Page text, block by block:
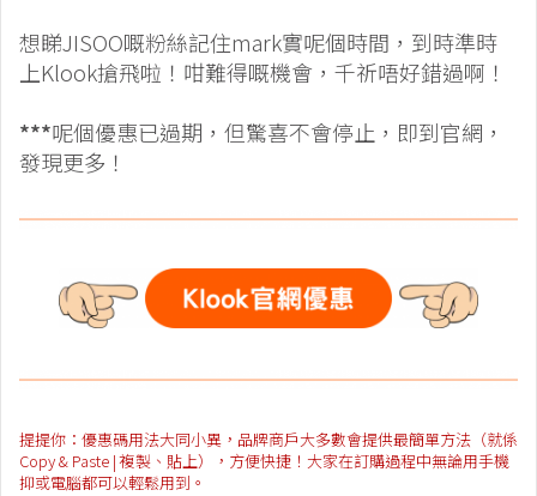
想睇JISOO嘅粉絲記住mark實呢個時間，到時準時
上Klook搶飛啦！咁難得嘅機會，千祈唔好錯過啊！
***呢個優惠已過期，但驚喜不會停止，即到官網，
發現更多！
提提你：優惠碼用法大同小異，品牌商戶大多數會提供最簡單方法（就係
Copy & Paste | 複製、貼上），方便快捷！大家在訂購過程中無論用手機
抑或電腦都可以輕鬆用到。